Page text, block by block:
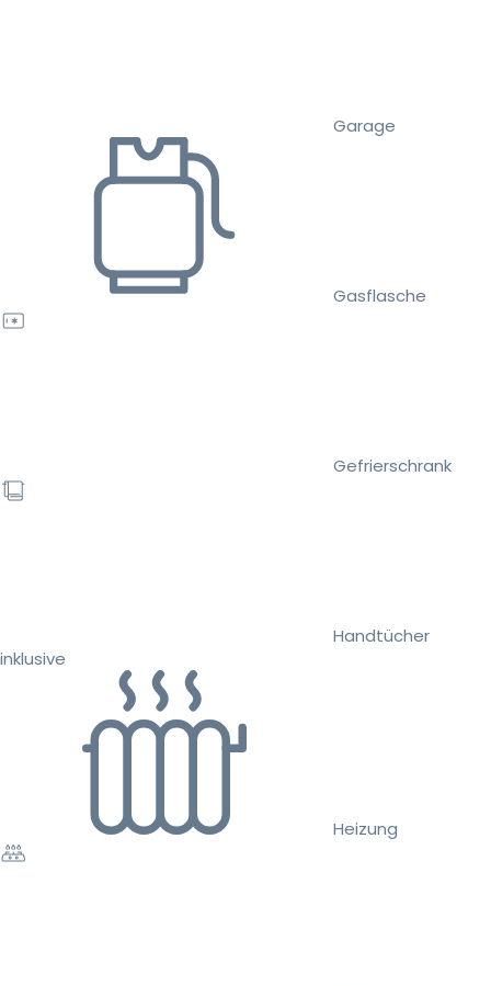
Garage
Gasflasche
Gefrierschrank
Handtücher
inklusive
Heizung